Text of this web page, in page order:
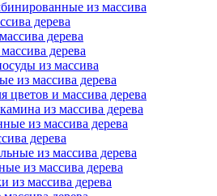
из массива
дерева
дерева
дерева
из массива
из массива дерева
цветов и массива дерева
из массива дерева
из массива дерева
дерева
из массива дерева
из массива дерева
из массива дерева